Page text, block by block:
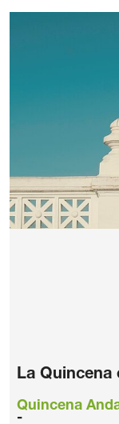
La Quincena
Quincena